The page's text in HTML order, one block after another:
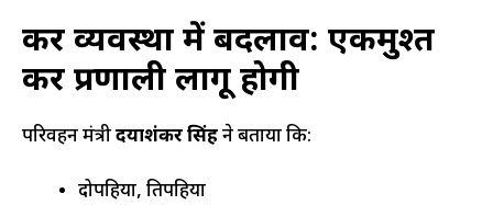
कर व्यवस्था में बदलाव: एकमुश्त
कर प्रणाली लागू होगी
परिवहन मंत्रीदयाशंकर सिंहने बताया कि:
दोपहिया, तिपहिया